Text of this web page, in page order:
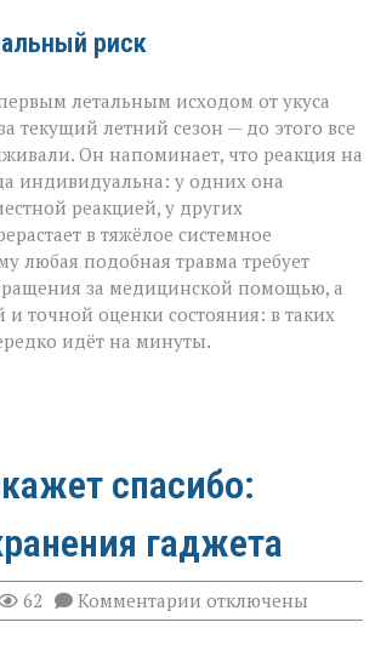
риск
летальным исходом от укуса
текущий летний сезон — до этого все
Он напоминает, что реакция на
индивидуальна: у одних она
реакцией, у других
в тяжёлое системное
любая подобная травма требует
за медицинской помощью, а
и точной оценки состояния: в таких
идёт на минуты.
спасибо:
гаджета
62 Комментарии к
записи
отключены